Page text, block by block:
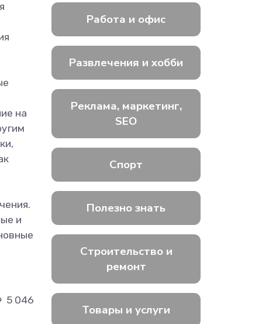
на
и
5 046
Работа и офис
Развлечения и хобби
Реклама, маркетинг,
SEO
Спорт
Полезно знать
Строительство и
ремонт
Товары и услуги